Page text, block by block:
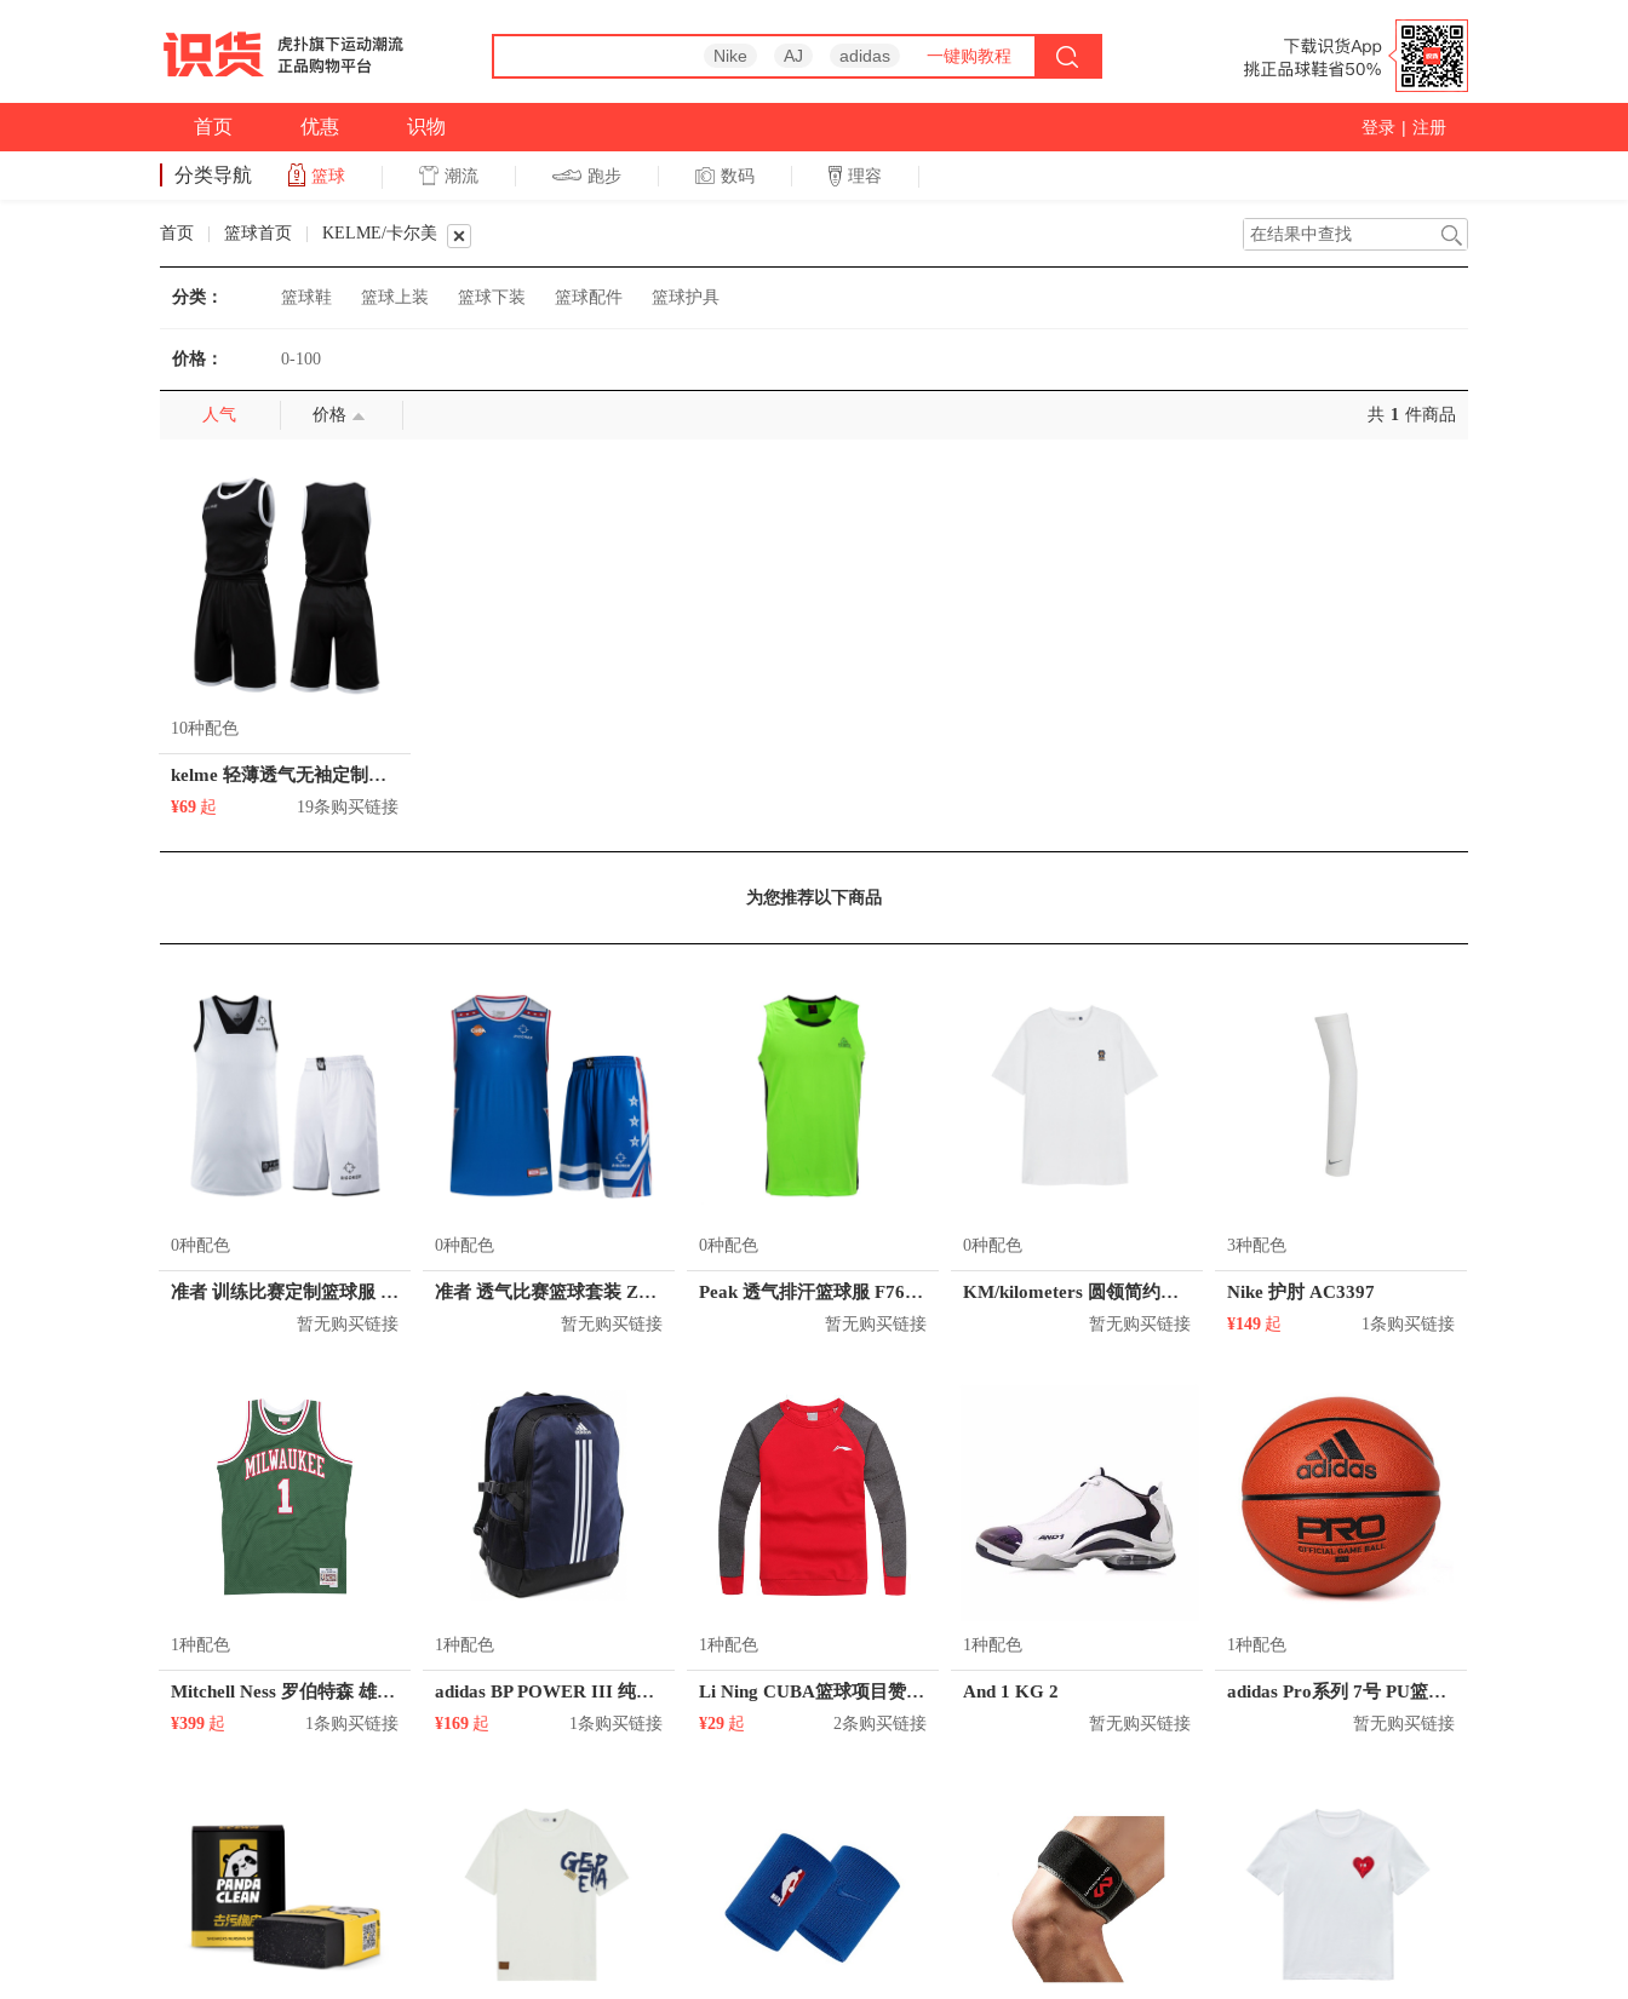
Nike AJ adidas 一键购教程
首页 优惠 识物 登录 | 注册
分类导航 篮球 潮流 跑步 数码 理容
首页 篮球首页 KELME/卡尔美
分类： 篮球鞋 篮球上装 篮球下装 篮球配件 篮球护具
价格： 0-100
人气 价格 共 1 件商品
10种配色
kelme 轻薄透气无袖定制篮球服 9152LB1001
¥69 起 19条购买链接
为您推荐以下商品
0种配色
准者 训练比赛定制篮球服 Z17110105
暂无购买链接
0种配色
准者 透气比赛篮球套装 Z118210177
暂无购买链接
0种配色
Peak 透气排汗篮球服 F762101
暂无购买链接
0种配色
KM/kilometers 圆领简约短袖T恤 M2X2108073
暂无购买链接
3种配色
Nike 护肘 AC3397
¥149 起 1条购买链接
1种配色
Mitchell Ness 罗伯特森 雄鹿队 1号球衣
¥399 起 1条购买链接
1种配色
adidas BP POWER III 纯色尼龙双肩包 AY5103
¥169 起 1条购买链接
1种配色
Li Ning CUBA篮球项目赞助男子圆领套头卫衣 AWDJD43
¥29 起 2条购买链接
1种配色
And 1 KG 2
暂无购买链接
1种配色
adidas Pro系列 7号 PU篮球 DY7891
暂无购买链接